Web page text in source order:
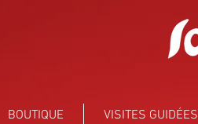
BOUTIQUE VISITES GUIDÉES